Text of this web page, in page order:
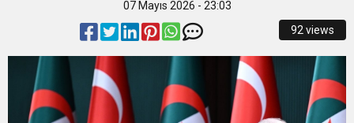
GELECEĞİNİ BÜTÜNCÜL BİR ANLAYIŞLA
PLANLIYORUZ”
14:21 BÜYÜKŞEHİR’DEN AFETLERE HAZIR İKİ YENİ
MOBİL ARAÇ
16:33 İLKLERİN FESTİVALİNDE ÇOCUKLAR DA ŞEN
07 Mayıs 2026 - 23:03
92 views